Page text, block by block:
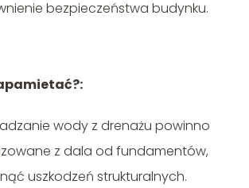
bezpieczeństwa budynku.
wody z drenażu powinno
z dala od fundamentów,
uszkodzeń strukturalnych.